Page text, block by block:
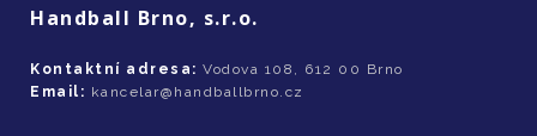
Handball Brno, s.r.o.
Kontaktní adresa: Vodova 108, 612 00 Brno
Email: kancelar@handballbrno.cz